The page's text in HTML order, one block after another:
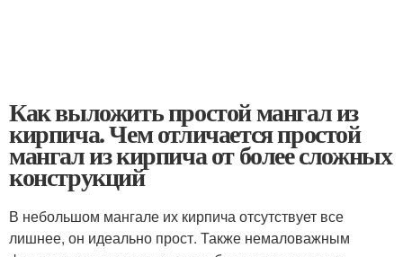
Как выложить простой мангал из
кирпича. Чем отличается простой
мангал из кирпича от более сложных
конструкций
В небольшом мангале их кирпича отсутствует все
лишнее, он идеально прост. Также немаловажным